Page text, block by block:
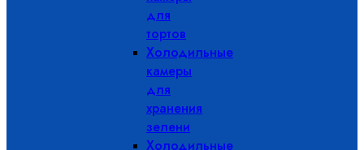
для
тортов
Холодильные
камеры
для
хранения
зелени
Холодильные